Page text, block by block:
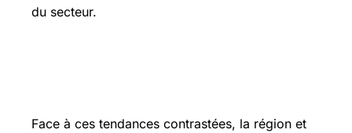
du secteur.
Face à ces tendances contrastées, la région et